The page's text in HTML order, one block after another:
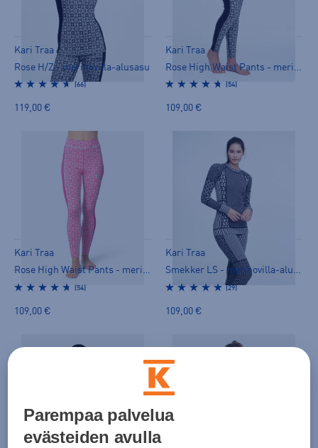
Kari Traa
Rose H/Z - merinovilla-alusasu
(66)
119,00 €
Kari Traa
(54)
109,00 €
Kari Traa
Rose High Waist Pants - merinovilla-alusasu
(54)
109,00 €
Kari Traa
Smekker LS - merinovilla-alusasu
(29)
109,00 €
Parempaa palvelua
evästeiden avulla